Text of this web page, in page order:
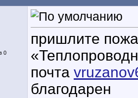
0
пришлите
почта
благодарен